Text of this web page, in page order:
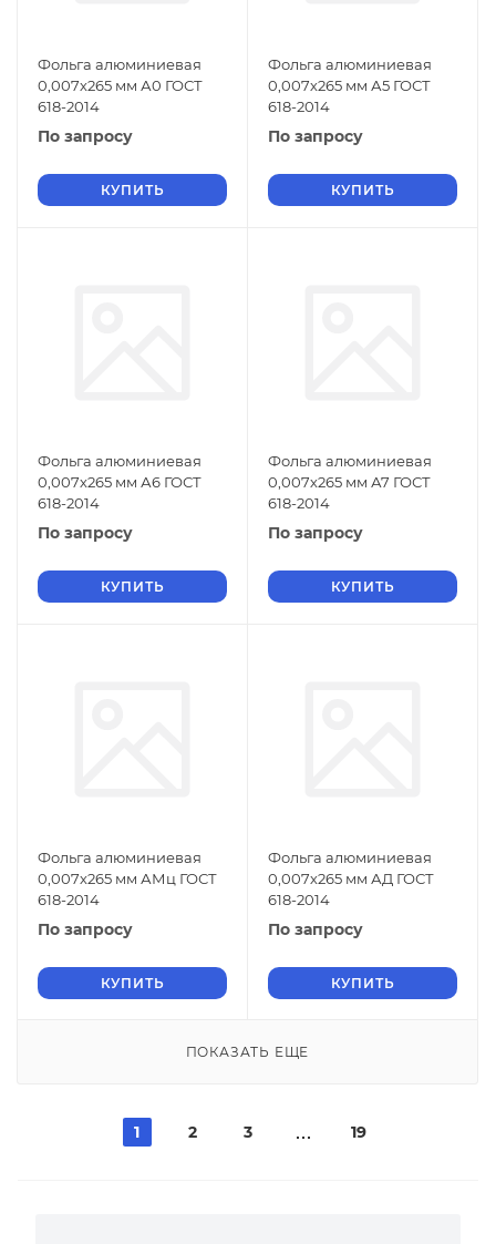
Фольга алюминиевая
0,007х265 мм А0 ГОСТ
618-2014
По запросу
КУПИТЬ
Фольга алюминиевая
0,007х265 мм А5 ГОСТ
618-2014
По запросу
КУПИТЬ
Фольга алюминиевая
0,007х265 мм А6 ГОСТ
618-2014
По запросу
КУПИТЬ
Фольга алюминиевая
0,007х265 мм А7 ГОСТ
618-2014
По запросу
КУПИТЬ
Фольга алюминиевая
0,007х265 мм АМц ГОСТ
618-2014
По запросу
КУПИТЬ
Фольга алюминиевая
0,007х265 мм АД ГОСТ
618-2014
По запросу
КУПИТЬ
ПОКАЗАТЬ ЕЩЕ
1 2 3 19